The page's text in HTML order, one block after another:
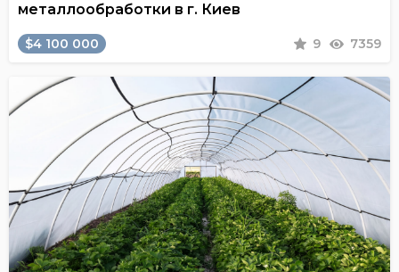
металлообработки в г. Киев
$4 100 000 9 7359